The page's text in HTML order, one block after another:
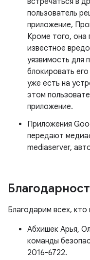
пользователь
приложение,
Кроме того, она
известное
уязвимость для
блокировать
уже есть на
этом
приложение.
Приложения
передают
mediaserver,
Благодарим всех,
Абхишек Арья,
команды
2016-6722.